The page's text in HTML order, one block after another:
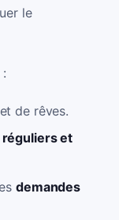
le
de rêves.
réguliers et
demandes